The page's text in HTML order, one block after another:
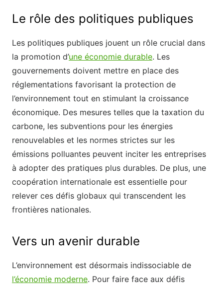
Le rôle des politiques publiques
Les politiques publiques jouent un rôle crucial dans
la promotion d’une économie durable. Les
gouvernements doivent mettre en place des
réglementations favorisant la protection de
l’environnement tout en stimulant la croissance
économique. Des mesures telles que la taxation du
carbone, les subventions pour les énergies
renouvelables et les normes strictes sur les
émissions polluantes peuvent inciter les entreprises
à adopter des pratiques plus durables. De plus, une
coopération internationale est essentielle pour
relever ces défis globaux qui transcendent les
frontières nationales.
Vers un avenir durable
L’environnement est désormais indissociable de
l’économie moderne. Pour faire face aux défis